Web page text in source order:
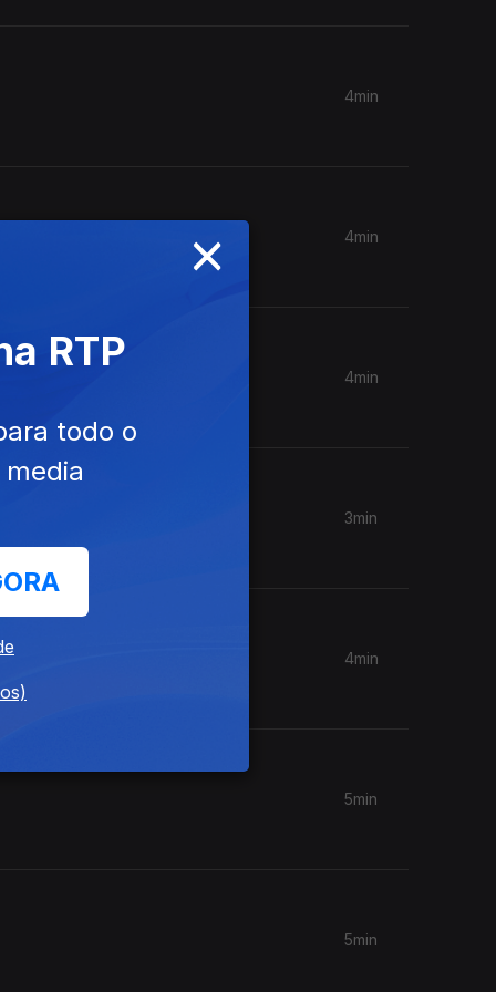
4min
4min
4min
3min
4min
5min
5min
×
RTP
todo o